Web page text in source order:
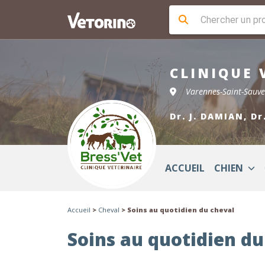
CLINIQUE
Varennes-Saint-
Dr. J. DAMIAN,
ACCUEIL CHIEN
Accueil > Cheval > Soins au quotidien du cheval
Soins au quotidien